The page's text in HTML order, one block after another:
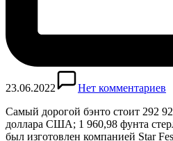
23.06.2022
Нет комментариев
Самый дорогой бэнто стоит 292
доллара США; 1 960,98 фунта
был изготовлен компанией Star